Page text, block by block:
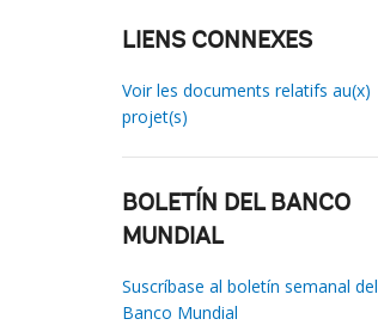
LIENS CONNEXES
Voir les documents relatifs au(x)
projet(s)
BOLETÍN DEL BANCO
MUNDIAL
Suscríbase al boletín semanal del
Banco Mundial